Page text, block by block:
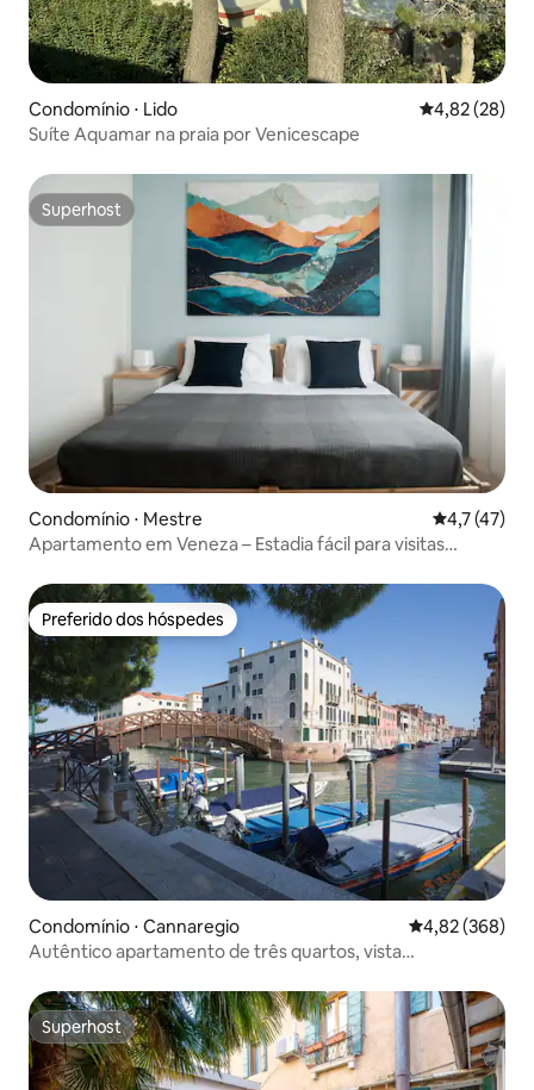
Condomínio ⋅ Lido 4,82 de uma
4,82 (28)
Suíte Aquamar na praia por Venicescape
Superhost
Superhost
Condomínio ⋅ Mestre 4,7 de uma
4,7 (47)
Apartamento em Veneza – Estadia fácil para visitas
Preferido dos hóspedes
Preferido dos hóspedes
Condomínio ⋅ Cannaregio 4,82 de uma
4,82 (368)
Autêntico apartamento de três quartos, vista
Superhost
Superhost